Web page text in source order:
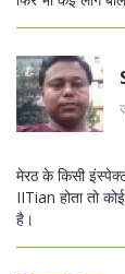
मेरठ के किसी
IITian होता तो
है।